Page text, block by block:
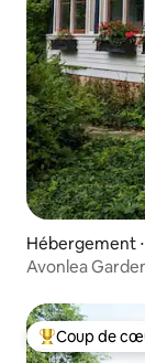
Hébergement
Avonlea
Coups de
Coup de